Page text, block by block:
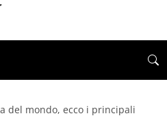
del mondo, ecco i principali